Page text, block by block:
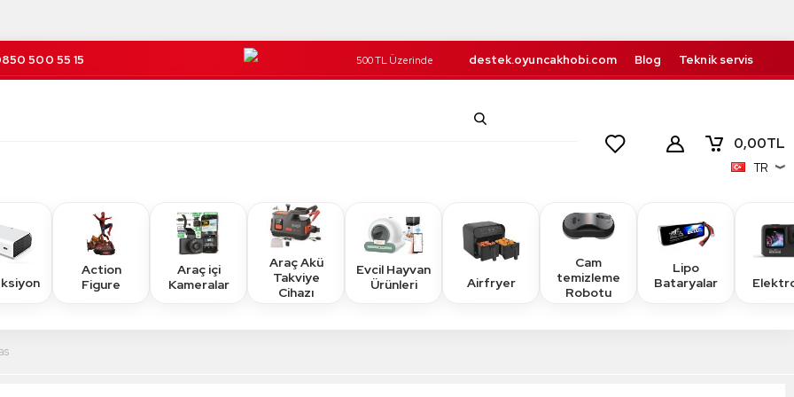
500 55 15 500 TL Üzerinde destek.oyuncakhobi.com Blog Teknik servis
0,00TL
TR
Action
Figure
Araç içi
Kameralar
Araç Akü
Takviye
Cihazı
Evcil Hayvan
Ürünleri
Airfryer
Cam
temizleme
Robotu
Lipo
Bataryalar